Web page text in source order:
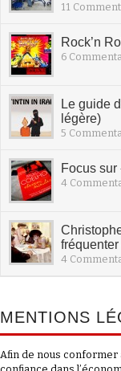
11
Rock’n
6
Le guide
légère)
5
Focus
4
4
MENTIONS
Afin de nous conformer